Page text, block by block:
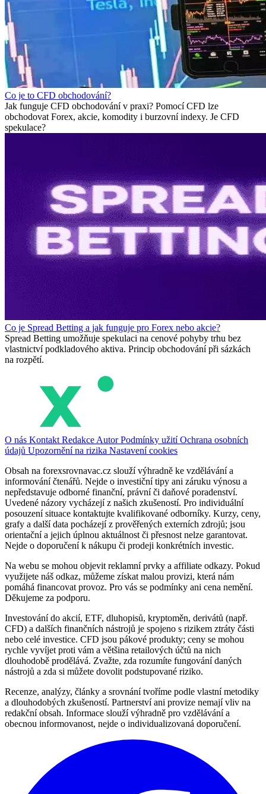
Co je to CFD obchodování?
Jak funguje CFD obchodování v praxi? Pomocí CFD lze
obchodovat Forex, akcie, komodity i burzovní indexy. Je CFD
spekulace?
Co je Spread Betting a jak funguje pro Forex nebo akcie?
Spread Betting umožňuje spekulaci na cenové pohyby trhu bez
vlastnictví podkladového aktiva. Princip obchodování při sázkách
na rozpětí.
O nás Kontakt Redakce AutorPodmínky užitíOchrana osobních
údajů Upozornění na rizika Nastavení cookies
Obsah na forexsrovnavac.cz slouží výhradně ke vzdělávání a
informování čtenářů. Nejde o investiční tipy ani záruku výnosu a
nepředstavuje odborné finanční, právní či daňové poradenství.
Uvedené názory vycházejí z našich zkušeností. Pro individuální
posouzení situace kontaktujte kvalifikované odborníky. Kurzy, ceny,
grafy a další data pocházejí z prověřených externích zdrojů; jsou
orientační a jejich úplnou aktuálnost či přesnost nelze garantovat.
Nejde o doporučení k nákupu či prodeji konkrétních investic.
Na webu se mohou objevit reklamní prvky a affiliate odkazy. Pokud
využijete náš odkaz, můžeme získat malou provizi, která nám
pomáhá financovat provoz. Pro vás se podmínky ani cena nemění.
Děkujeme za podporu.
Investování do akcií, ETF, dluhopisů, kryptoměn, derivátů (např.
CFD) a dalších finančních nástrojů je spojeno s rizikem ztráty části
nebo celé investice. CFD jsou pákové produkty; ceny se mohou
rychle vyvíjet proti vám a většina retailových účtů na nich
dlouhodobě prodělává. Zvažte, zda rozumíte fungování daných
nástrojů a zda si můžete dovolit podstupované riziko.
Recenze, analýzy, články a srovnání tvoříme podle vlastní metodiky
a dlouhodobých zkušeností. Partnerství ani provize nemají vliv na
redakční obsah. Informace slouží výhradně pro vzdělávání a
obecnou informovanost, nejde o individualizovaná doporučení.